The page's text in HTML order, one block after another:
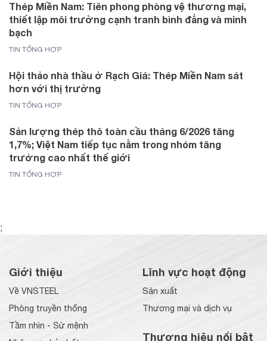
Thép Miền Nam: Tiên phong phòng vệ thương mại,
thiết lập môi trường cạnh tranh bình đẳng và minh
bạch
TIN TỔNG HỢP
Hội thảo nhà thầu ở Rạch Giá: Thép Miền Nam sát
hơn với thị trường
TIN TỔNG HỢP
Sản lượng thép thô toàn cầu tháng 6/2026 tăng
1,7%; Việt Nam tiếp tục nằm trong nhóm tăng
trưởng cao nhất thế giới
TIN TỔNG HỢP
;
Giới thiệu
Về VNSTEEL
Phòng truyền thống
Tầm nhìn - Sứ mệnh
Lĩnh vực hoạt động
Sản xuất
Thương mại và dịch vụ
Thương hiệu nổi bật